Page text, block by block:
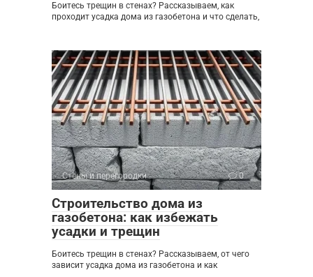
Боитесь трещин в стенах? Рассказываем, как
проходит усадка дома из газобетона и что сделать,
Стены и перегородки 0
Строительство дома из
газобетона: как избежать
усадки и трещин
Боитесь трещин в стенах? Рассказываем, от чего
зависит усадка дома из газобетона и как